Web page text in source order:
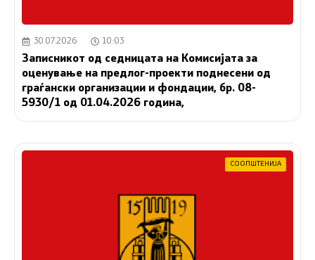
30.07.2026 10:03
Записникот од седницата на Комисијата за
оценување на предлог-проекти поднесени од
граѓански организации и фондации, бр. 08-
5930/1 од 01.04.2026 година,
СООПШТЕНИЈА